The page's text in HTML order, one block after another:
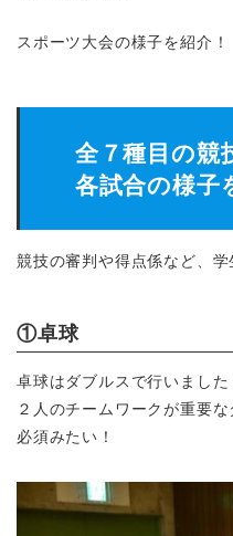
スポーツ大会の様子を紹介！
全７種目の競
各試合の様子
競技の審判や得点係など、学
①卓球
卓球はダブルスで行いました
２人のチームワークが重要
必須みたい！